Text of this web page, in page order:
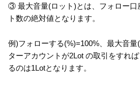
③ 最大音量(ロット)とは、フォロー口
ト数の絶対値となります。
例)フォローする(%)=100%、最大音
ターアカウントが2Lot の取引をすれ
るのは1Lotとなります。